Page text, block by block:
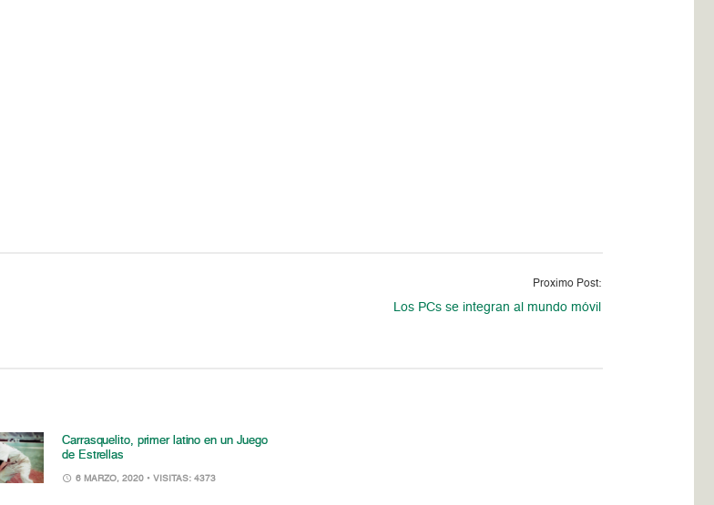
Proximo Post:
Los PCs se integran al mundo móvil
Carrasquelito, primer latino en un Juego
de Estrellas
6 MARZO, 2020 • VISITAS: 4373